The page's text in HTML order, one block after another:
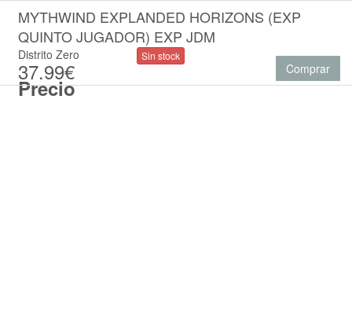
Precio
MYTHWIND EXPLANDED HORIZONS (EXP
QUINTO JUGADOR) EXP JDM
Distrito Zero
37.99€
Sin stock
Comprar